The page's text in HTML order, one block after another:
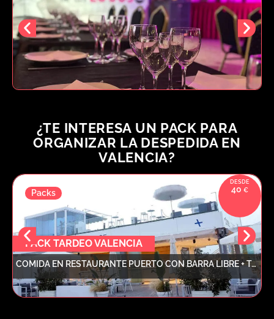
¿TE INTERESA UN PACK PARA
ORGANIZAR LA DESPEDIDA EN
VALENCIA?
Packs 40
PACK TARDEO VALENCIA
COMIDA EN RESTAURANTE PUERTO CON BARRA LIBRE + TARDEO CON DJ + 2 COPAS